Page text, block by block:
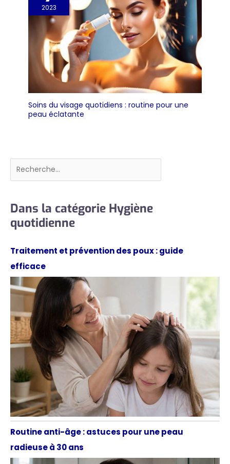
2023
Soins du visage quotidiens : routine pour une
peau éclatante
Rechercher
Dans la catégorie Hygiène
quotidienne
Traitement et prévention des poux : guide
efficace
Routine anti-âge : astuces pour une peau
radieuse à 30 ans